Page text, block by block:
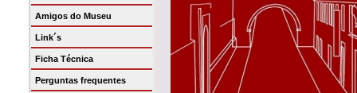
Amigos do Museu
Link´s
Ficha Técnica
Perguntas frequentes